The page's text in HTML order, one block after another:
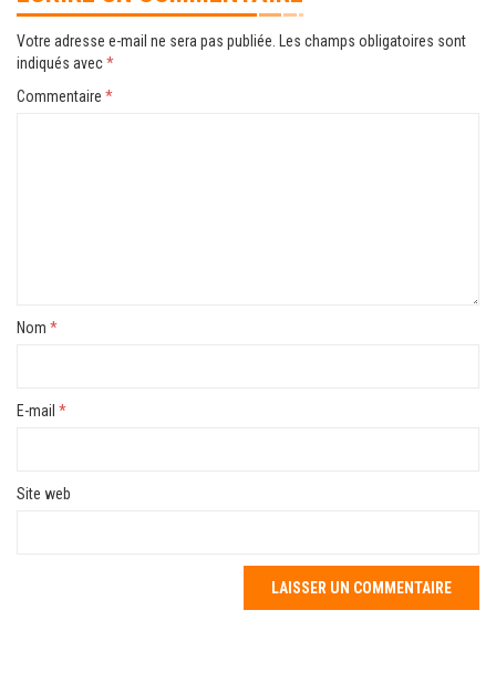
Votre adresse e-mail ne sera pas publiée. Les champs obligatoires sont
indiqués avec*
Commentaire *
Nom *
E-mail *
Site web